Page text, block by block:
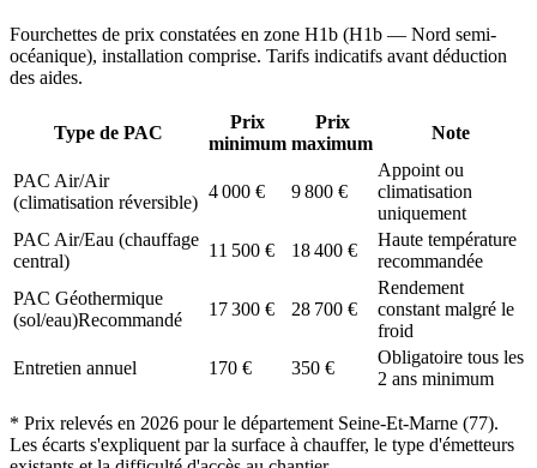
Fourchettes de prix constatées en zone H1b (H1b — Nord semi-
océanique), installation comprise. Tarifs indicatifs avant déduction
des aides.
Type de PAC
Prix
minimum
Prix
maximum
Note
PAC Air/Air
(climatisation réversible)
4 000 € 9 800 €
Appoint ou
climatisation
uniquement
PAC Air/Eau (chauffage
central)
11 500 € 18 400 €
Haute température
recommandée
PAC Géothermique
(sol/eau)Recommandé
17 300 € 28 700 €
Rendement
constant malgré le
froid
Entretien annuel
170 € 350 €
Obligatoire tous les
2 ans minimum
* Prix relevés en 2026 pour le département Seine-Et-Marne (77).
Les écarts s'expliquent par la surface à chauffer, le type d'émetteurs